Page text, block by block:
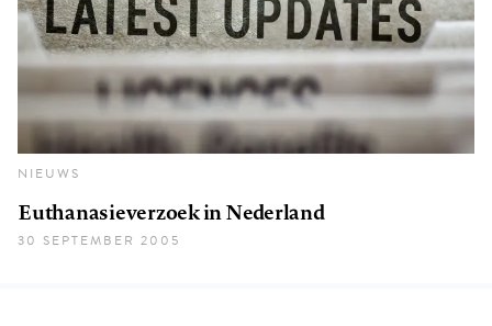
NIEUWS
Euthanasieverzoek in Nederland
30 SEPTEMBER 2005